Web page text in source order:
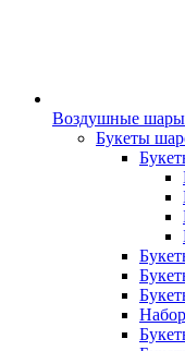
Воздушные шары
Букеты